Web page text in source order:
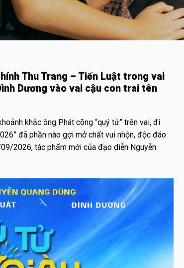
Thu Trang – Tiến Luật trong vai
Dương vào vai cậu con trai tên
khắc ông Phát cõng “quý tử” trên vai, đi
đã phần nào gợi mở chất vui nhộn, độc đáo
2026, tác phẩm mới của đạo diễn Nguyễn